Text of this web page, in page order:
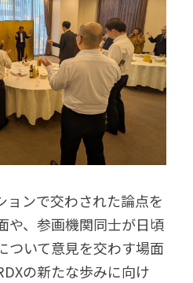
ョンで交わされた論点を
や、参画機関同士が日頃
ついて意見を交わす場面
の新たな歩みに向け